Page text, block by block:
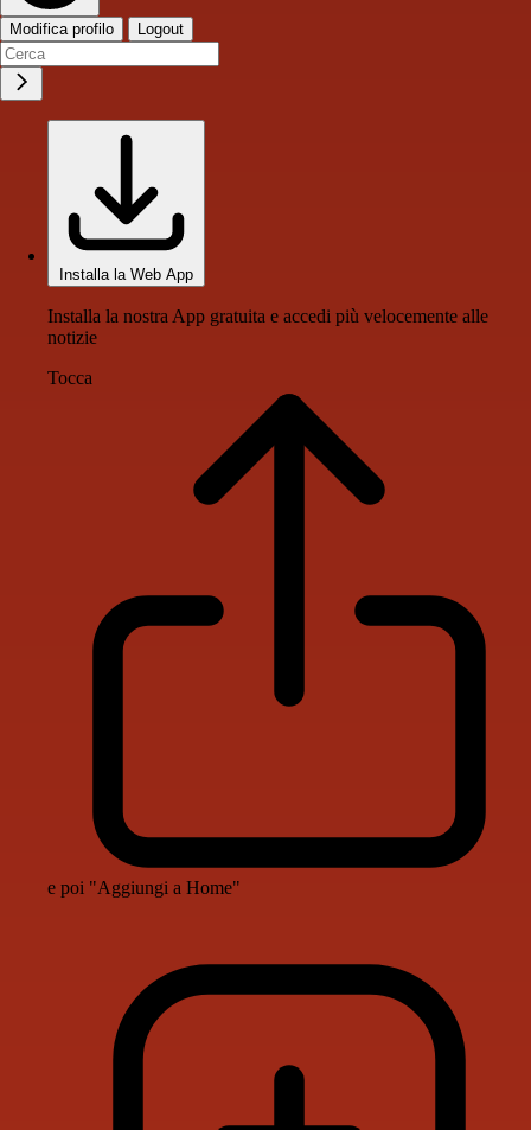
Modifica profilo Logout
Installa la Web App
Installa la nostra App gratuita e accedi più velocemente alle
notizie
Tocca
e poi "Aggiungi a Home"